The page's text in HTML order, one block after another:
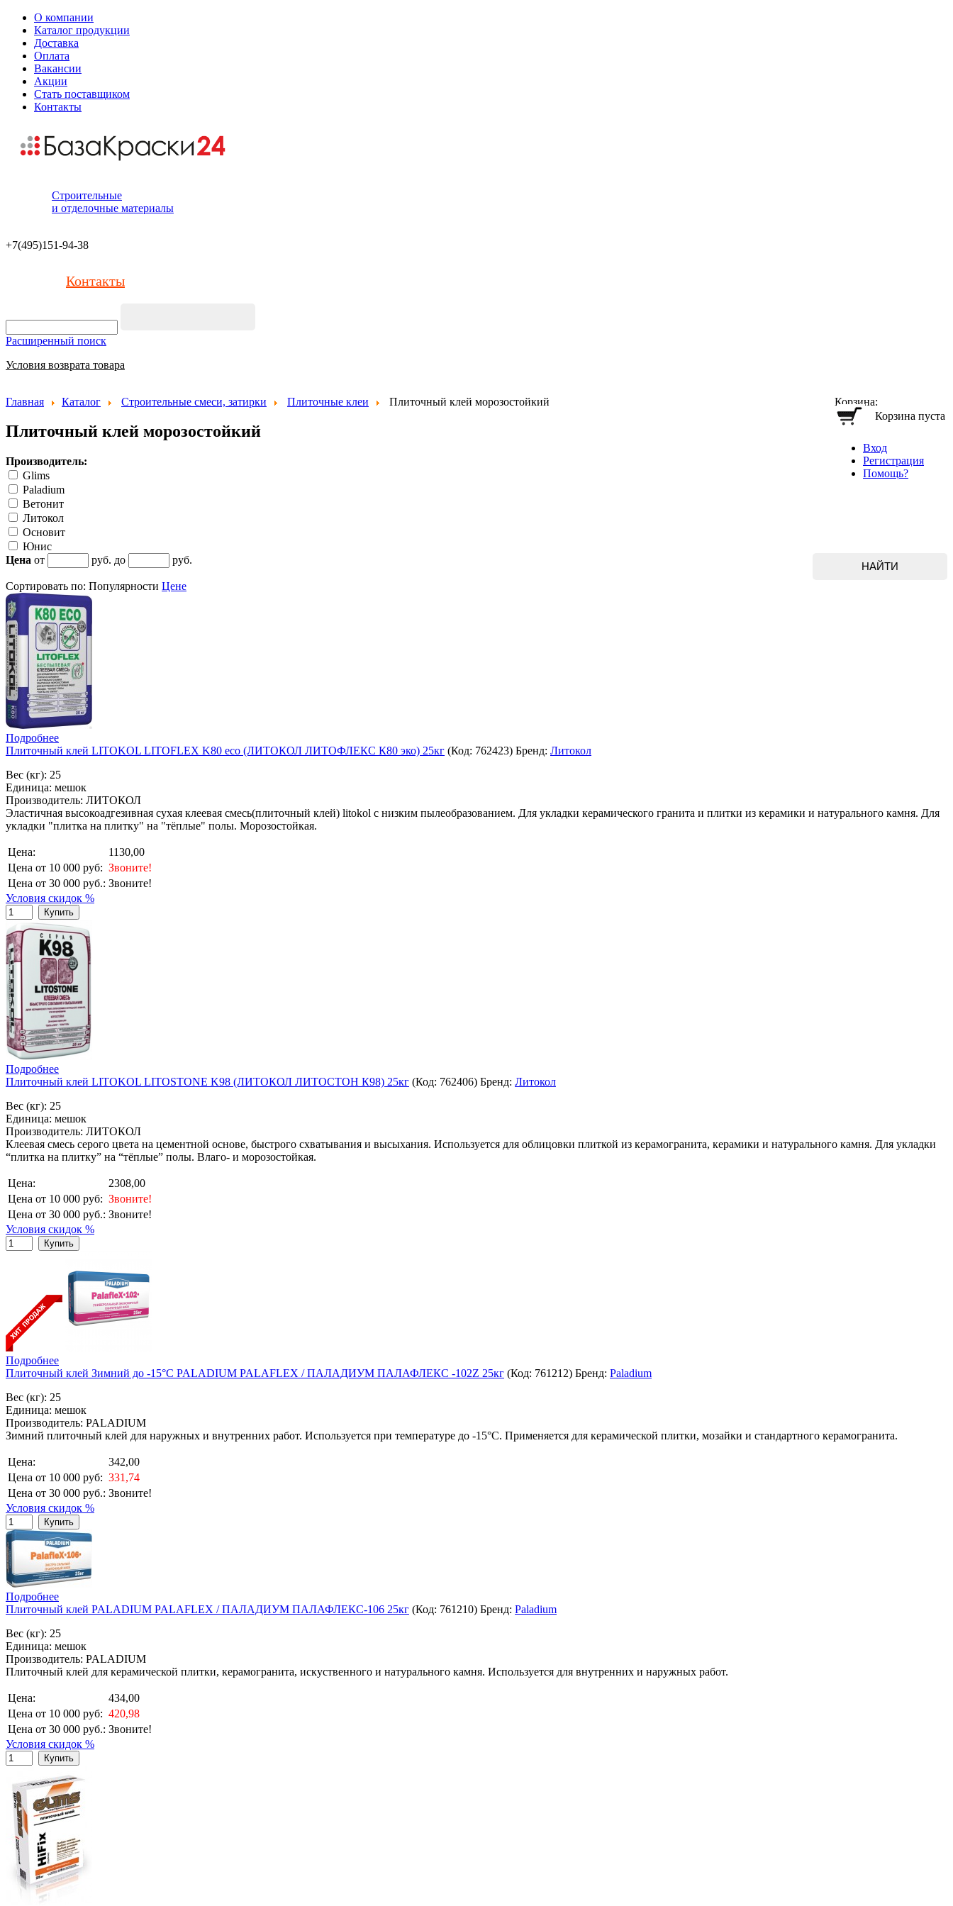
О компании
Каталог продукции
Доставка
Оплата
Вакансии
Акции
Стать поставщиком
Контакты
Строительные
и отделочные материалы
+7(495)151-94-38
Контакты
Расширенный поиск
Условия возврата товара
Корзина:
Корзина пуста
Вход
Регистрация
Помощь?
Главная Каталог Строительные смеси, затирки Плиточные клеи Плиточный клей морозостойкий
Плиточный клей морозостойкий
Производитель:
Glims
Paladium
Ветонит
Литокол
Основит
Юнис
Цена от руб. до руб.
Сортировать по: Популярности Цене
Подробнее
Плиточный клей LITOKOL LITOFLEX K80 eco (ЛИТОКОЛ ЛИТОФЛЕКС К80 эко) 25кг (Код: 762423) Бренд: Литокол
Вес (кг): 25
Единица: мешок
Производитель: ЛИТОКОЛ
Эластичная высокоадгезивная сухая клеевая смесь(плиточный клей) litokol с низким пылеобразованием. Для укладки керамического гранита и плитки из керамики и натурального камня. Для
укладки "плитка на плитку" на "тёплые" полы. Морозостойкая.
Цена:
1130,00
Цена от 10 000 руб: Звоните!
Цена от 30 000 руб.: Звоните!
Условия скидок %
Купить
Подробнее
Плиточный клей LITOKOL LITOSTONE K98 (ЛИТОКОЛ ЛИТОСТОН К98) 25кг (Код: 762406) Бренд: Литокол
Вес (кг): 25
Единица: мешок
Производитель: ЛИТОКОЛ
Клеевая смесь серого цвета на цементной основе, быстрого схватывания и высыхания. Используется для облицовки плиткой из керамогранита, керамики и натурального камня. Для укладки
“плитка на плитку” на “тёплые” полы. Влаго- и морозостойкая.
Цена:
2308,00
Цена от 10 000 руб: Звоните!
Цена от 30 000 руб.: Звоните!
Условия скидок %
Купить
Подробнее
Плиточный клей Зимний до -15°С PALADIUM PALAFLEX / ПАЛАДИУМ ПАЛАФЛЕКС -102Z 25кг (Код: 761212) Бренд: Paladium
Вес (кг): 25
Единица: мешок
Производитель: PALADIUM
Зимний плиточный клей для наружных и внутренних работ. Используется при температуре до -15°С. Применяется для керамической плитки, мозайки и стандартного керамогранита.
Цена:
342,00
Цена от 10 000 руб: 331,74
Цена от 30 000 руб.: Звоните!
Условия скидок %
Купить
Подробнее
Плиточный клей PALADIUM PALAFLEX / ПАЛАДИУМ ПАЛАФЛЕКС-106 25кг (Код: 761210) Бренд: Paladium
Вес (кг): 25
Единица: мешок
Производитель: PALADIUM
Плиточный клей для керамической плитки, керамогранита, искуственного и натурального камня. Используется для внутренних и наружных работ.
Цена:
434,00
Цена от 10 000 руб: 420,98
Цена от 30 000 руб.: Звоните!
Условия скидок %
Купить